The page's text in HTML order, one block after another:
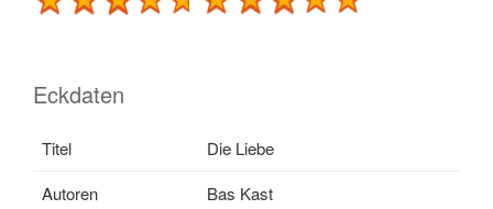
Eckdaten
Titel
Die Liebe
Autoren
Bas Kast